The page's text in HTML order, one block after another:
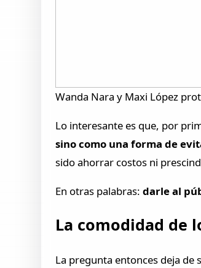
Wanda Nara y Maxi López
Lo interesante es que, por
sino como una forma de
sido ahorrar costos ni
En otras palabras: darle al
La comodidad de
La pregunta entonces deja de